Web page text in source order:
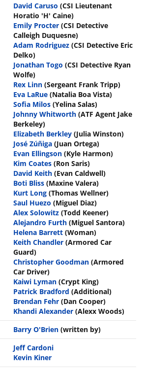
David Caruso (CSI Lieutenant
Horatio 'H' Caine)
Emily Procter (CSI Detective
Calleigh Duquesne)
Adam Rodriguez (CSI Detective Eric
Delko)
Jonathan Togo (CSI Detective Ryan
Wolfe)
Rex Linn (Sergeant Frank Tripp)
Eva LaRue (Natalia Boa Vista)
Sofia Milos (Yelina Salas)
Johnny Whitworth (ATF Agent Jake
Berkeley)
Elizabeth Berkley (Julia Winston)
José Zúñiga (Juan Ortega)
Evan Ellingson (Kyle Harmon)
Kim Coates (Ron Saris)
David Keith (Evan Caldwell)
Boti Bliss (Maxine Valera)
Kurt Long (Thomas Wellner)
Saul Huezo (Miguel Diaz)
Alex Solowitz (Todd Keener)
Alejandro Furth (Miguel Santora)
Helena Barrett (Woman)
Keith Chandler (Armored Car
Guard)
Christopher Goodman (Armored
Car Driver)
Kaiwi Lyman (Crypt King)
Patrick Bradford (Additional)
Brendan Fehr (Dan Cooper)
Khandi Alexander (Alexx Woods)
Barry O'Brien (written by)
Jeff Cardoni
Kevin Kiner